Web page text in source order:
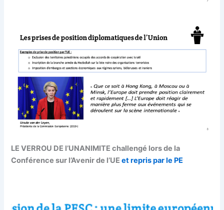
LE VERROU DE l’UNANIMITE challengé lors de la
Conférence sur l’Avenir de l’UEet repris par le PE